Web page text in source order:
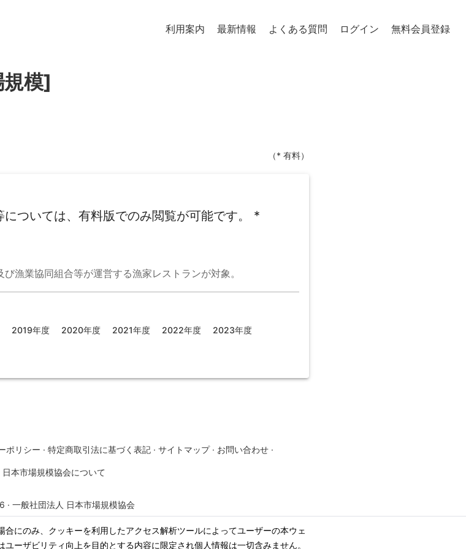
にのみ、クッキーを利用したアクセス解析ツールによってユーザーの本ウェ
ーザビリティ向上を目的とする内容に限定され個人情報は一切含みません。
利用案内 最新情報 よくある質問 ログイン 無料会員登録
模]
（* 有料）
ついては、有料版でのみ閲覧が可能です。 *
漁業協同組合等が運営する漁家レストランが対象。
2019年度 2020年度 2021年度 2022年度 2023年度
ポリシー · 特定商取引法に基づく表記 · サイトマップ · お問い合わせ ·
日本市場規模協会について
· 一般社団法人 日本市場規模協会